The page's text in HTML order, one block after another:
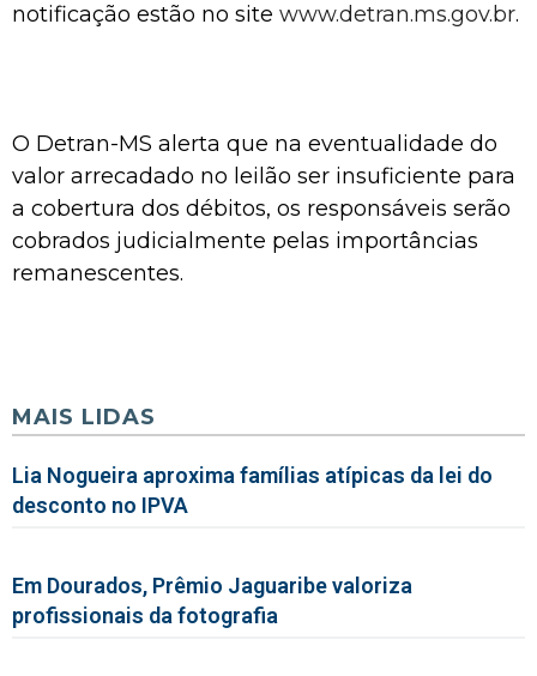
notificação estão no site www.detran.ms.gov.br.
O Detran-MS alerta que na eventualidade do
valor arrecadado no leilão ser insuficiente para
a cobertura dos débitos, os responsáveis serão
cobrados judicialmente pelas importâncias
remanescentes.
MAIS LIDAS
Lia Nogueira aproxima famílias atípicas da lei do
desconto no IPVA
Em Dourados, Prêmio Jaguaribe valoriza
profissionais da fotografia